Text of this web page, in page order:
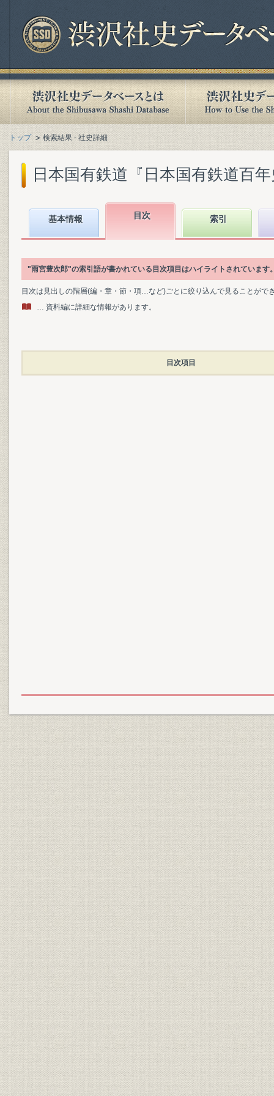
トップ 検索結果 - 社史詳細
日本国有鉄道『日本国有鉄道百
基本情報 目次 索引
"雨宮豊次郎"の索引語が書かれている目次項目はハイライトされています
目次は見出しの階層(編・章・節・項…など)ごとに絞り込んで見ることがで
… 資料編に詳細な情報があります。
目次項目